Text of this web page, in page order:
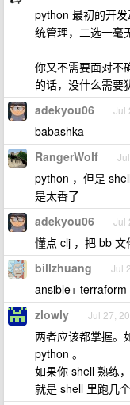
python 最初的开
统管理，二选一毫
你又不需要面对不
的话，没什么需要
adekyou06 Jul
babashka
RangerWolf
python ，但是
是太香了
adekyou06 Jul
懂点 clj ，把 bb
billzhuang Jul
ansible+ terraform
zlowly Jul 27,
两者应该都掌握。
python 。
如果你 shell 熟练
就是 shell 里跑几